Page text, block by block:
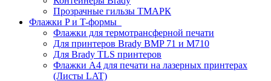
Прозрачные гильзы ТМАРК
Флажки P и T-формы
Флажки для термотрансферной печати
Для принтеров Brady BMP 71 и M710
Для Brady TLS принтеров
Флажки A4 для печати на лазерных принтерах
(Листы LAT)